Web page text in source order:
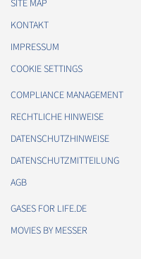
SITE MAP
KONTAKT
IMPRESSUM
COOKIE SETTINGS
COMPLIANCE MANAGEMENT
RECHTLICHE HINWEISE
DATENSCHUTZHINWEISE
DATENSCHUTZMITTEILUNG
AGB
GASES FOR LIFE.DE
MOVIES BY MESSER